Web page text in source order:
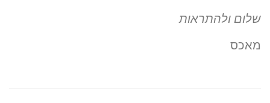
שלום ולהתראות
מאכס